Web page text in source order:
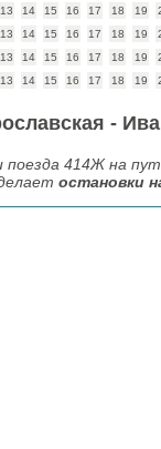
13 14 15 16 17 18 19
13 14 15 16 17 18 19
13 14 15 16 17 18 19
13 14 15 16 17 18 19
-
414Ж на
остановки